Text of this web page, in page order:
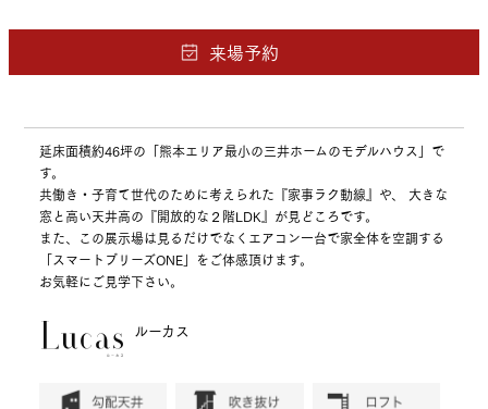
延床面積約46坪の「熊本エリア最小の三井ホームのモデルハウス」で
す。
共働き・子育て世代のために考えられた『家事ラク動線』や、 大きな
窓と高い天井高の『開放的な２階LDK』が見どころです。
また、この展示場は見るだけでなくエアコン一台で家全体を空調する
「スマートブリーズONE」をご体感頂けます。
お気軽にご見学下さい。
ルーカス